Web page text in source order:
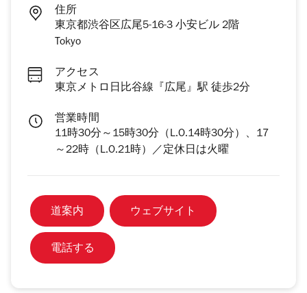
住所
東京都渋谷区広尾5-16-3 小安ビル 2階
Tokyo
アクセス
東京メトロ日比谷線『広尾』駅 徒歩2分
営業時間
11時30分～15時30分（L.O.14時30分）、17
～22時（L.O.21時）／定休日は火曜
道案内 ウェブサイト
電話する